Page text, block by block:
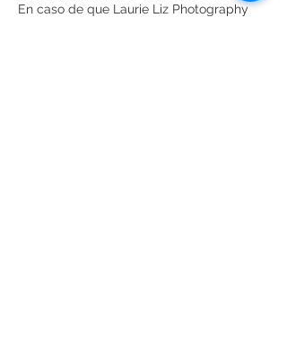
En caso de que Laurie Liz Photography